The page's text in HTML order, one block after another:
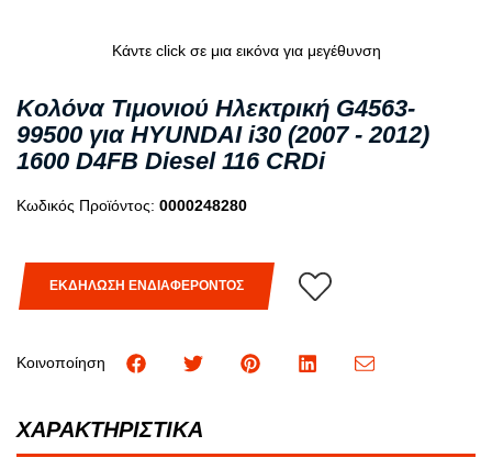
Κάντε click σε μια εικόνα για μεγέθυνση
Κολόνα Τιμονιού Ηλεκτρική G4563-
99500 για HYUNDAI i30 (2007 - 2012)
1600 D4FB Diesel 116 CRDi
Κωδικός Προϊόντος: 0000248280
ΕΚΔΗΛΩΣΗ ΕΝΔΙΑΦΕΡΟΝΤΟΣ
Κοινοποίηση
ΧΑΡΑΚΤΗΡΙΣΤΙΚΑ